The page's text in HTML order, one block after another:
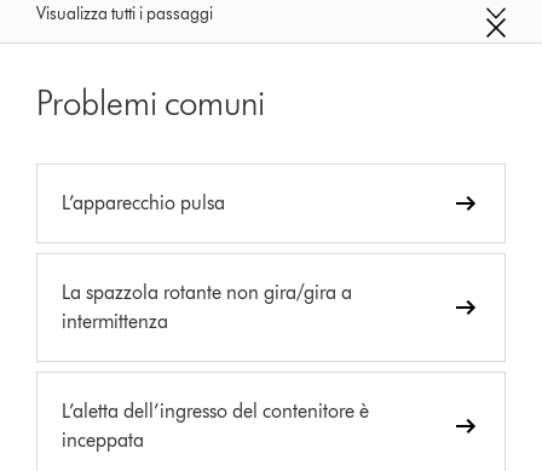
Visualizza tutti i passaggi
Problemi comuni
L’apparecchio pulsa
La spazzola rotante non gira/gira a
intermittenza
L’aletta dell’ingresso del contenitore è
inceppata